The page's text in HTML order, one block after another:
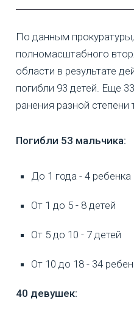
По данным
полномасштабного
области в результате
погибли 93 детей. Еще
ранения разной степени
Погибли 53 мальчика:
До 1 года - 4 ребенка
От 1 до 5 - 8 детей
От 5 до 10 - 7 детей
От 10 до 18 - 34
40 девушек: